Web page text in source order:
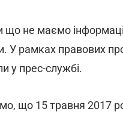
не маємо
У рамках правових
у прес-службі.
що 15 травня 2017